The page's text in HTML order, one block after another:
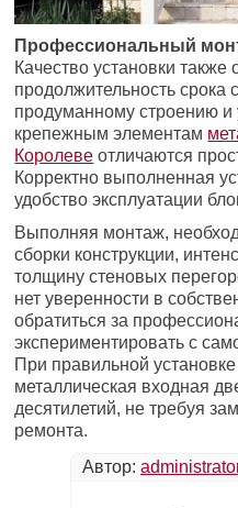
Профессиональный
Качество установки также
продолжительность срока
продуманному строению
крепежным элементам
Королеве отличаются
Корректно выполненная
удобство эксплуатации
Выполняя монтаж,
сборки конструкции,
толщину стеновых
нет уверенности в
обратиться за
экспериментировать с
При правильной
металлическая входная
десятилетий, не требуя
ремонта.
Автор: